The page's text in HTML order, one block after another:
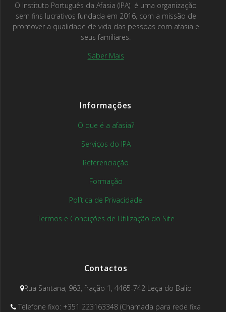
O Instituto Português da Afasia (IPA) é uma organização
sem fins lucrativos fundada em 2016, com a missão de
promover a qualidade de vida das pessoas com afasia e
seus familiares.
Saber Mais
Informações
O que é a afasia?
Serviços do IPA
Referenciação
Formação
Política de Privacidade
Termos e Condições de Utilização do Site
Contactos
Rua Santana, 963, fração 1, 4465-742 Leça do Balio
Telefone fixo: +351 223163348 (Chamada para rede fixa